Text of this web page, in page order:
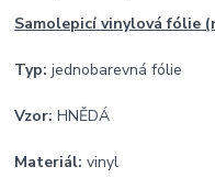
Samolepicí vinylová fólie
Typ: jednobarevná fólie
Vzor: HNĚDÁ
Materiál: vinyl